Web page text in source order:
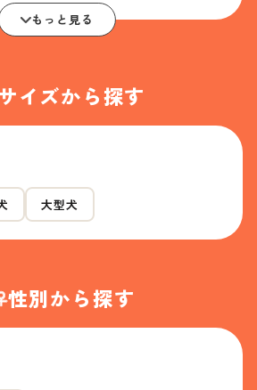
もっと見る
イズから探す
大型犬
性別から探す